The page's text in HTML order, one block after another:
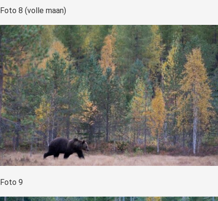
Foto 8 (volle maan)
Foto 9